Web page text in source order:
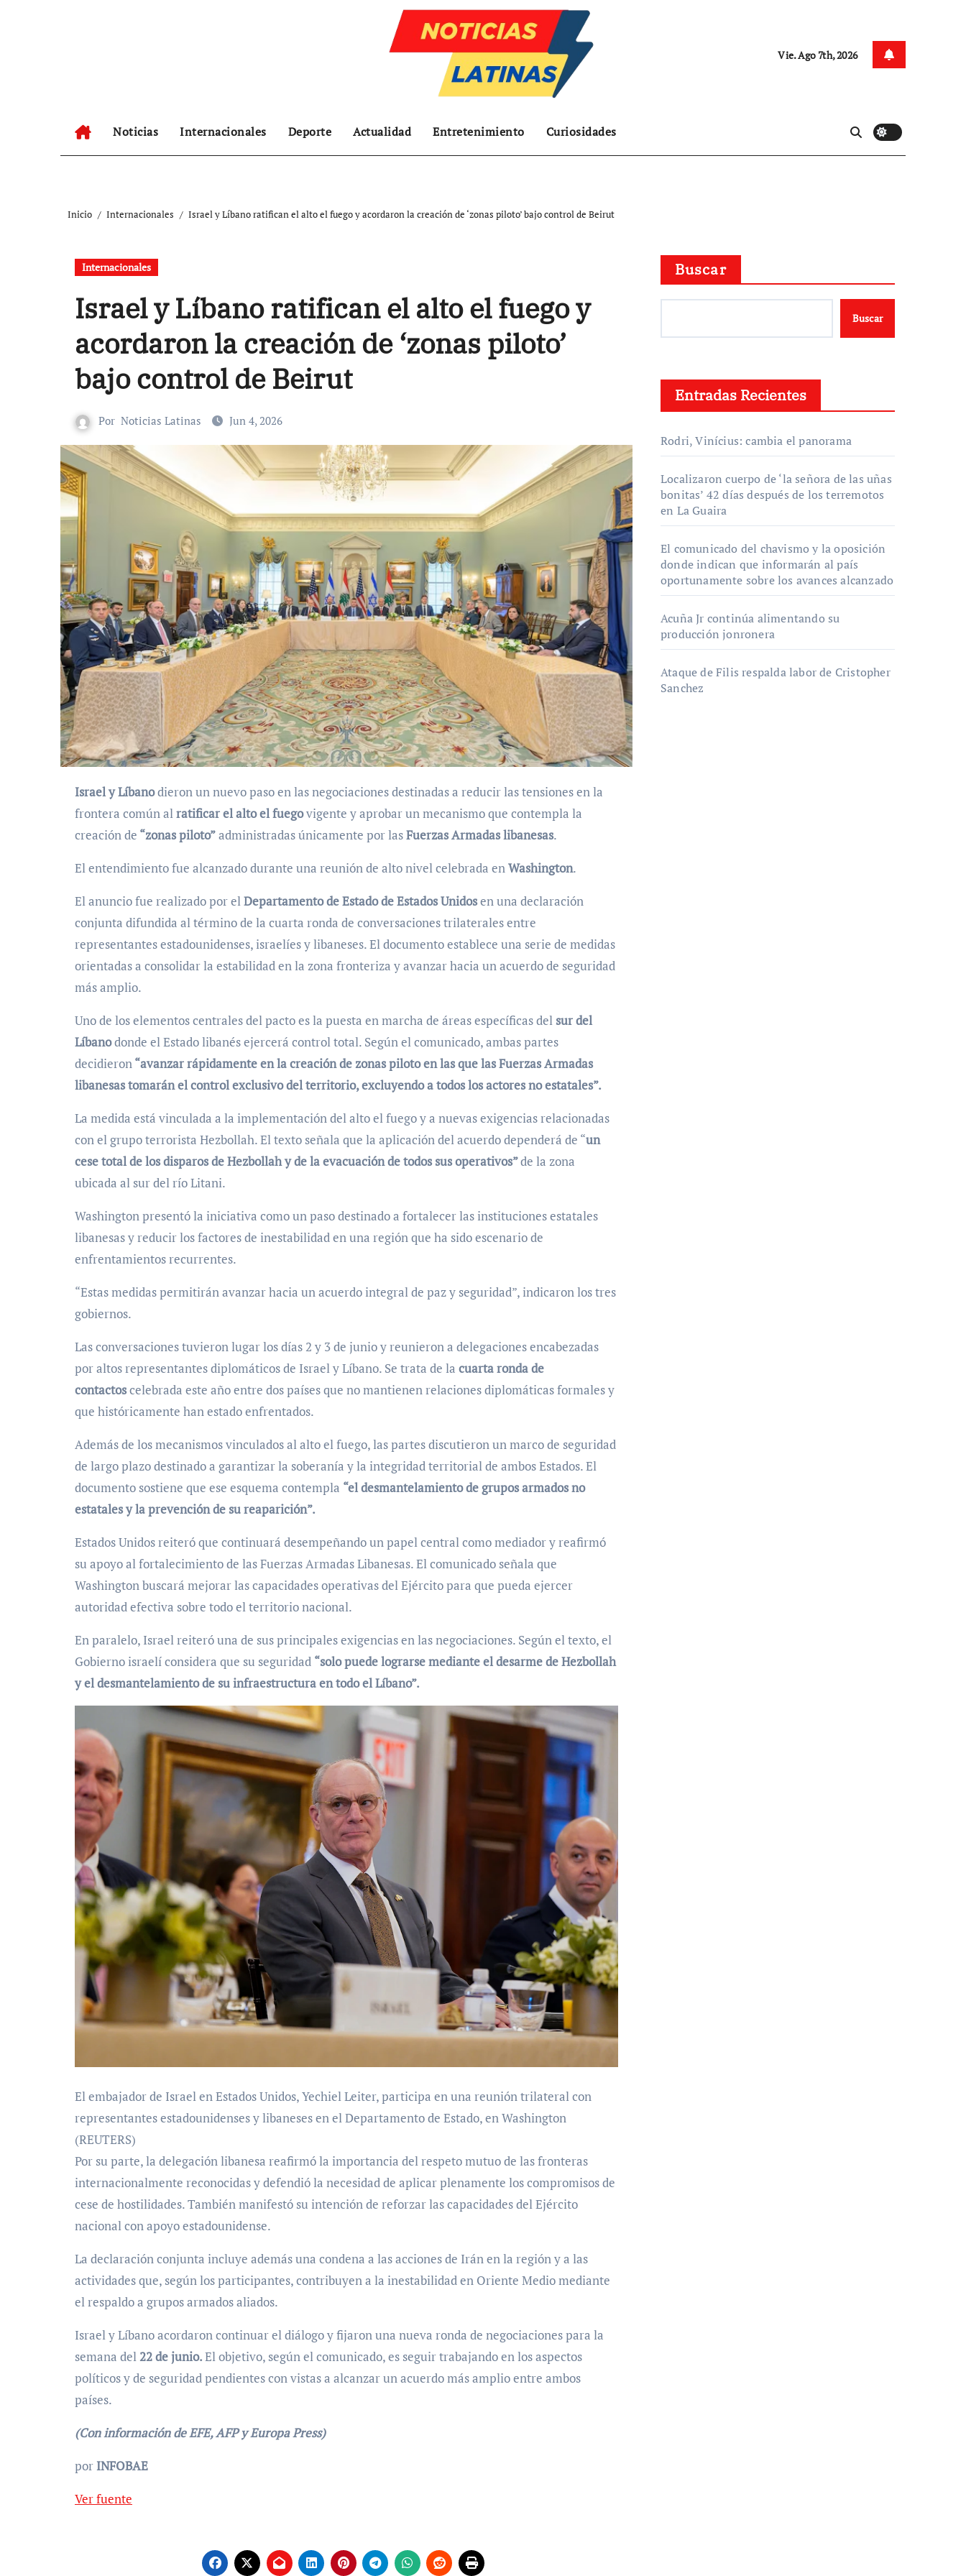
Vie. Ago 7th, 2026
Noticias Internacionales Deporte Actualidad Entretenimiento Curiosidades
Inicio Internacionales Israel y Líbano ratifican el alto el fuego y acordaron la creación de ‘zonas piloto’ bajo control de Beirut
Internacionales
Israel y Líbano ratifican el alto el fuego y
acordaron la creación de ‘zonas piloto’
bajo control de Beirut
Por Noticias Latinas Jun 4, 2026
Israel y Líbanodieron un nuevo paso en las negociaciones destinadas a reducir las tensiones en la
frontera común alratificar el alto el fuegovigente y aprobar un mecanismo que contempla la
creación de “zonas piloto”administradas únicamente por lasFuerzas Armadas libanesas.
El entendimiento fue alcanzado durante una reunión de alto nivel celebrada enWashington.
El anuncio fue realizado por elDepartamento de Estado de Estados Unidosen una declaración
conjunta difundida al término de la cuarta ronda de conversaciones trilaterales entre
representantes estadounidenses, israelíes y libaneses. El documento establece una serie de medidas
orientadas a consolidar la estabilidad en la zona fronteriza y avanzar hacia un acuerdo de seguridad
más amplio.
Uno de los elementos centrales del pacto es la puesta en marcha de áreas específicas del sur del
Líbanodonde el Estado libanés ejercerá control total. Según el comunicado, ambas partes
decidieron“avanzar rápidamente en la creación de zonas piloto en las que las Fuerzas Armadas
libanesas tomarán el control exclusivo del territorio, excluyendo a todos los actores no estatales”.
La medida está vinculada a la implementación del alto el fuego y a nuevas exigencias relacionadas
con el grupo terrorista Hezbollah. El texto señala que la aplicación del acuerdo dependerá de “un
cese total de los disparos de Hezbollah y de la evacuación de todos sus operativos”de la zona
ubicada al sur del río Litani.
Washington presentó la iniciativa como un paso destinado a fortalecer las instituciones estatales
libanesas y reducir los factores de inestabilidad en una región que ha sido escenario de
enfrentamientos recurrentes.
“Estas medidas permitirán avanzar hacia un acuerdo integral de paz y seguridad”, indicaron los tres
gobiernos.
Las conversaciones tuvieron lugar los días 2 y 3 de junio y reunieron a delegaciones encabezadas
por altos representantes diplomáticos de Israel y Líbano. Se trata de la cuarta ronda de
contactoscelebrada este año entre dos países que no mantienen relaciones diplomáticas formales y
que históricamente han estado enfrentados.
Además de los mecanismos vinculados al alto el fuego, las partes discutieron un marco de seguridad
de largo plazo destinado a garantizar la soberanía y la integridad territorial de ambos Estados. El
documento sostiene que ese esquema contempla “el desmantelamiento de grupos armados no
estatales y la prevención de su reaparición”.
Estados Unidos reiteró que continuará desempeñando un papel central como mediador y reafirmó
su apoyo al fortalecimiento de las Fuerzas Armadas Libanesas. El comunicado señala que
Washington buscará mejorar las capacidades operativas del Ejército para que pueda ejercer
autoridad efectiva sobre todo el territorio nacional.
En paralelo, Israel reiteró una de sus principales exigencias en las negociaciones. Según el texto, el
Gobierno israelí considera que su seguridad “solo puede lograrse mediante el desarme de Hezbollah
y el desmantelamiento de su infraestructura en todo el Líbano”.
El embajador de Israel en Estados Unidos, Yechiel Leiter, participa en una reunión trilateral con
representantes estadounidenses y libaneses en el Departamento de Estado, en Washington
(REUTERS)
Por su parte, la delegación libanesa reafirmó la importancia del respeto mutuo de las fronteras
internacionalmente reconocidas y defendió la necesidad de aplicar plenamente los compromisos de
cese de hostilidades. También manifestó su intención de reforzar las capacidades del Ejército
nacional con apoyo estadounidense.
La declaración conjunta incluye además una condena a las acciones de Irán en la región y a las
actividades que, según los participantes, contribuyen a la inestabilidad en Oriente Medio mediante
el respaldo a grupos armados aliados.
Israel y Líbano acordaron continuar el diálogo y fijaron una nueva ronda de negociaciones para la
semana del22 de junio.El objetivo, según el comunicado, es seguir trabajando en los aspectos
políticos y de seguridad pendientes con vistas a alcanzar un acuerdo más amplio entre ambos
países.
(Con información de EFE, AFP y Europa Press)
porINFOBAE
Ver fuente
Buscar
Buscar
Entradas Recientes
Rodri, Vinícius: cambia el panorama
Localizaron cuerpo de ‘la señora de las uñas
bonitas’ 42 días después de los terremotos
en La Guaira
El comunicado del chavismo y la oposición
donde indican que informarán al país
oportunamente sobre los avances alcanzado
Acuña Jr continúa alimentando su
producción jonronera
Ataque de Filis respalda labor de Cristopher
Sanchez